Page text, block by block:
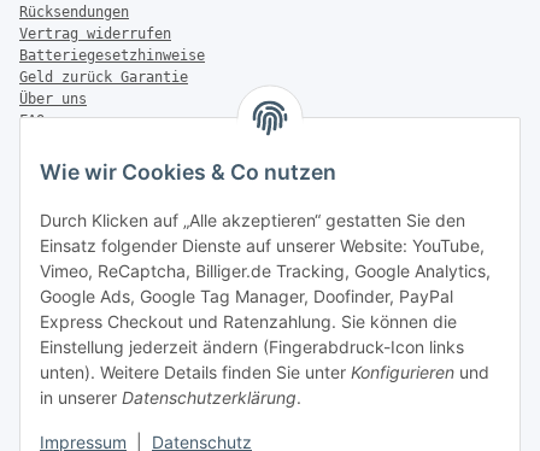
Wie wir Cookies & Co nutzen
Durch Klicken auf „Alle akzeptieren“ gestatten Sie den
Einsatz folgender Dienste auf unserer Website: YouTube,
Vimeo, ReCaptcha, Billiger.de Tracking, Google Analytics,
Google Ads, Google Tag Manager, Doofinder, PayPal
Express Checkout und Ratenzahlung. Sie können die
Einstellung jederzeit ändern (Fingerabdruck-Icon links
unten). Weitere Details finden Sie unter Konfigurieren und
in unserer Datenschutzerklärung.
Impressum Datenschutz
Rücksendungen
Vertrag widerrufen
Batteriegesetzhinweise
Geld zurück Garantie
Über uns
FAQ
Zahlung & Versand
Versandinformationen
Sonstiges